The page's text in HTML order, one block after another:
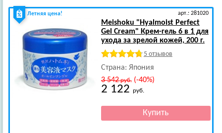
Летняя цена! арт.: 281020
Meishoku "Hyalmoist Perfect
Gel Cream" Крем-гель 6 в 1 для
ухода за зрелой кожей, 200 г.
5 отзывов
Страна: Япония
3 542руб.(-40%)
2 122 руб.